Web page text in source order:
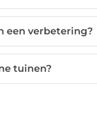
een verbetering?
tuinen?